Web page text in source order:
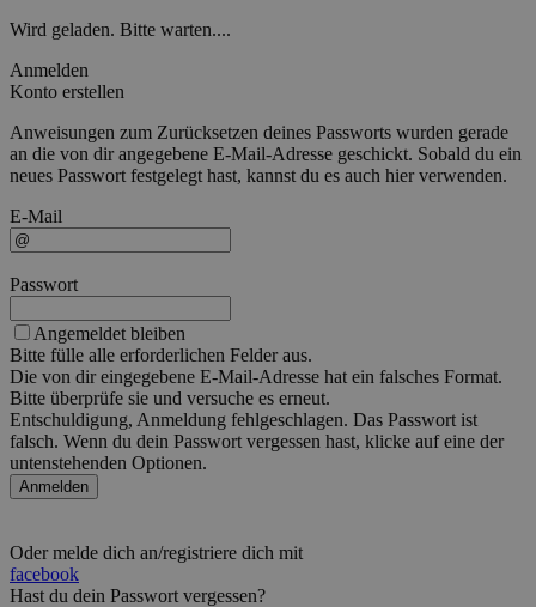
Wird geladen. Bitte warten....
Anmelden
Konto erstellen
Anweisungen zum Zurücksetzen deines Passworts wurden gerade
an die von dir angegebene E-Mail-Adresse geschickt. Sobald du ein
neues Passwort festgelegt hast, kannst du es auch hier verwenden.
E-Mail
Passwort
Angemeldet bleiben
Bitte fülle alle erforderlichen Felder aus.
Die von dir eingegebene E-Mail-Adresse hat ein falsches Format.
Bitte überprüfe sie und versuche es erneut.
Entschuldigung, Anmeldung fehlgeschlagen. Das Passwort ist
falsch. Wenn du dein Passwort vergessen hast, klicke auf eine der
untenstehenden Optionen.
Anmelden
Oder melde dich an/registriere dich mit
facebook
Hast du dein Passwort vergessen?